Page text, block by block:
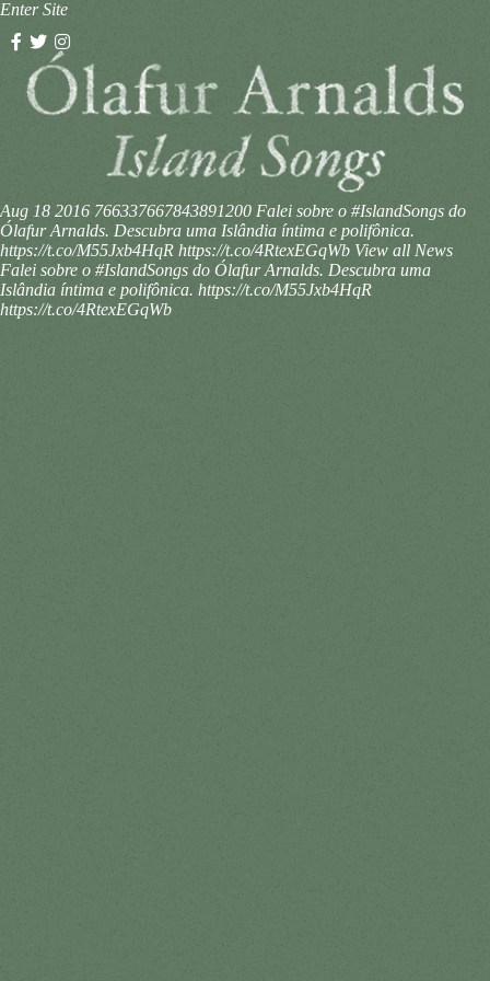
Enter Site
Aug 18 2016 766337667843891200 Falei sobre o #IslandSongs do
Ólafur Arnalds. Descubra uma Islândia íntima e polifônica.
https://t.co/M55Jxb4HqR https://t.co/4RtexEGqWb View all News
Falei sobre o #IslandSongs do Ólafur Arnalds. Descubra uma
Islândia íntima e polifônica. https://t.co/M55Jxb4HqR
https://t.co/4RtexEGqWb